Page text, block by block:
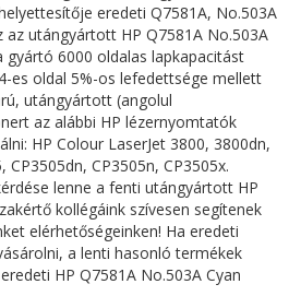
eredeti Q7581A, No.503A
az utángyártott HP Q7581A No.503A
gyártó 6000 oldalas lapkapacitást
es oldal 5%-os lefedettsége mellett
utángyártott (angolul
az alábbi HP lézernyomtatók
HP Colour LaserJet 3800, 3800dn,
CP3505dn, CP3505n, CP3505x.
lenne a fenti utángyártott HP
kollégáink szívesen segítenek
elérhetőségeinken! Ha eredeti
a lenti hasonló termékek
HP Q7581A No.503A Cyan